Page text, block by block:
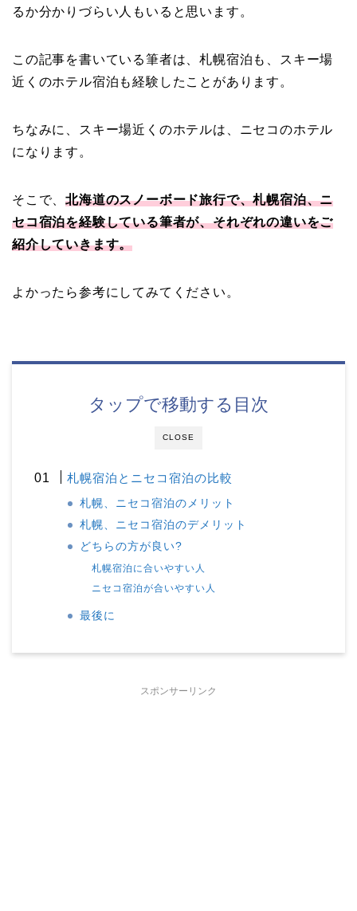
るか分かりづらい人もいると思います。
この記事を書いている筆者は、札幌宿泊も、スキー場
近くのホテル宿泊も経験したことがあります。
ちなみに、スキー場近くのホテルは、ニセコのホテル
になります。
そこで、北海道のスノーボード旅行で、札幌宿泊、ニ
セコ宿泊を経験している筆者が、それぞれの違いをご
紹介していきます。
よかったら参考にしてみてください。
CLOSE
タップで移動する目次
札幌宿泊とニセコ宿泊の比較
札幌、ニセコ宿泊のメリット
札幌、ニセコ宿泊のデメリット
どちらの方が良い?
札幌宿泊に合いやすい人
ニセコ宿泊が合いやすい人
最後に
スポンサーリンク